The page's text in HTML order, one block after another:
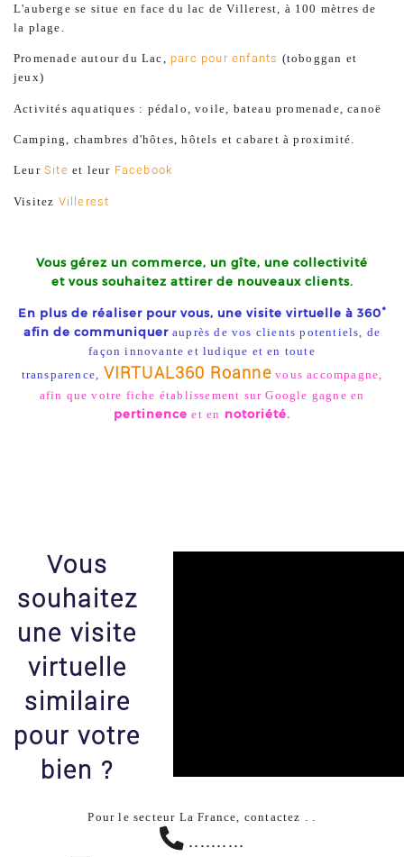
L'auberge se situe en face du lac de Villerest, à 100 mètres de
la plage.
Promenade autour du Lac, parc pour enfants (toboggan et
jeux)
Activités aquatiques : pédalo, voile, bateau promenade, canoë
Camping, chambres d'hôtes, hôtels et cabaret à proximité.
Leur Site et leur Facebook
Visitez Villerest
Vous gérez un commerce, un gîte, une collectivité
et vous souhaitez attirer de nouveaux clients.
En plus de réaliser pour vous, une visite virtuelle à 360°
afin de communiquerauprès de vos clients potentiels, de
façon innovante et ludique et en toute
transparence,
VIRTUAL360 Roannevous accompagne,
afin que votre fiche établissement sur Google gagne en
pertinence et en notoriété.
Vous
souhaitez
une visite
virtuelle
similaire
pour votre
bien ?
Pour le secteur La France, contactez . .
..........